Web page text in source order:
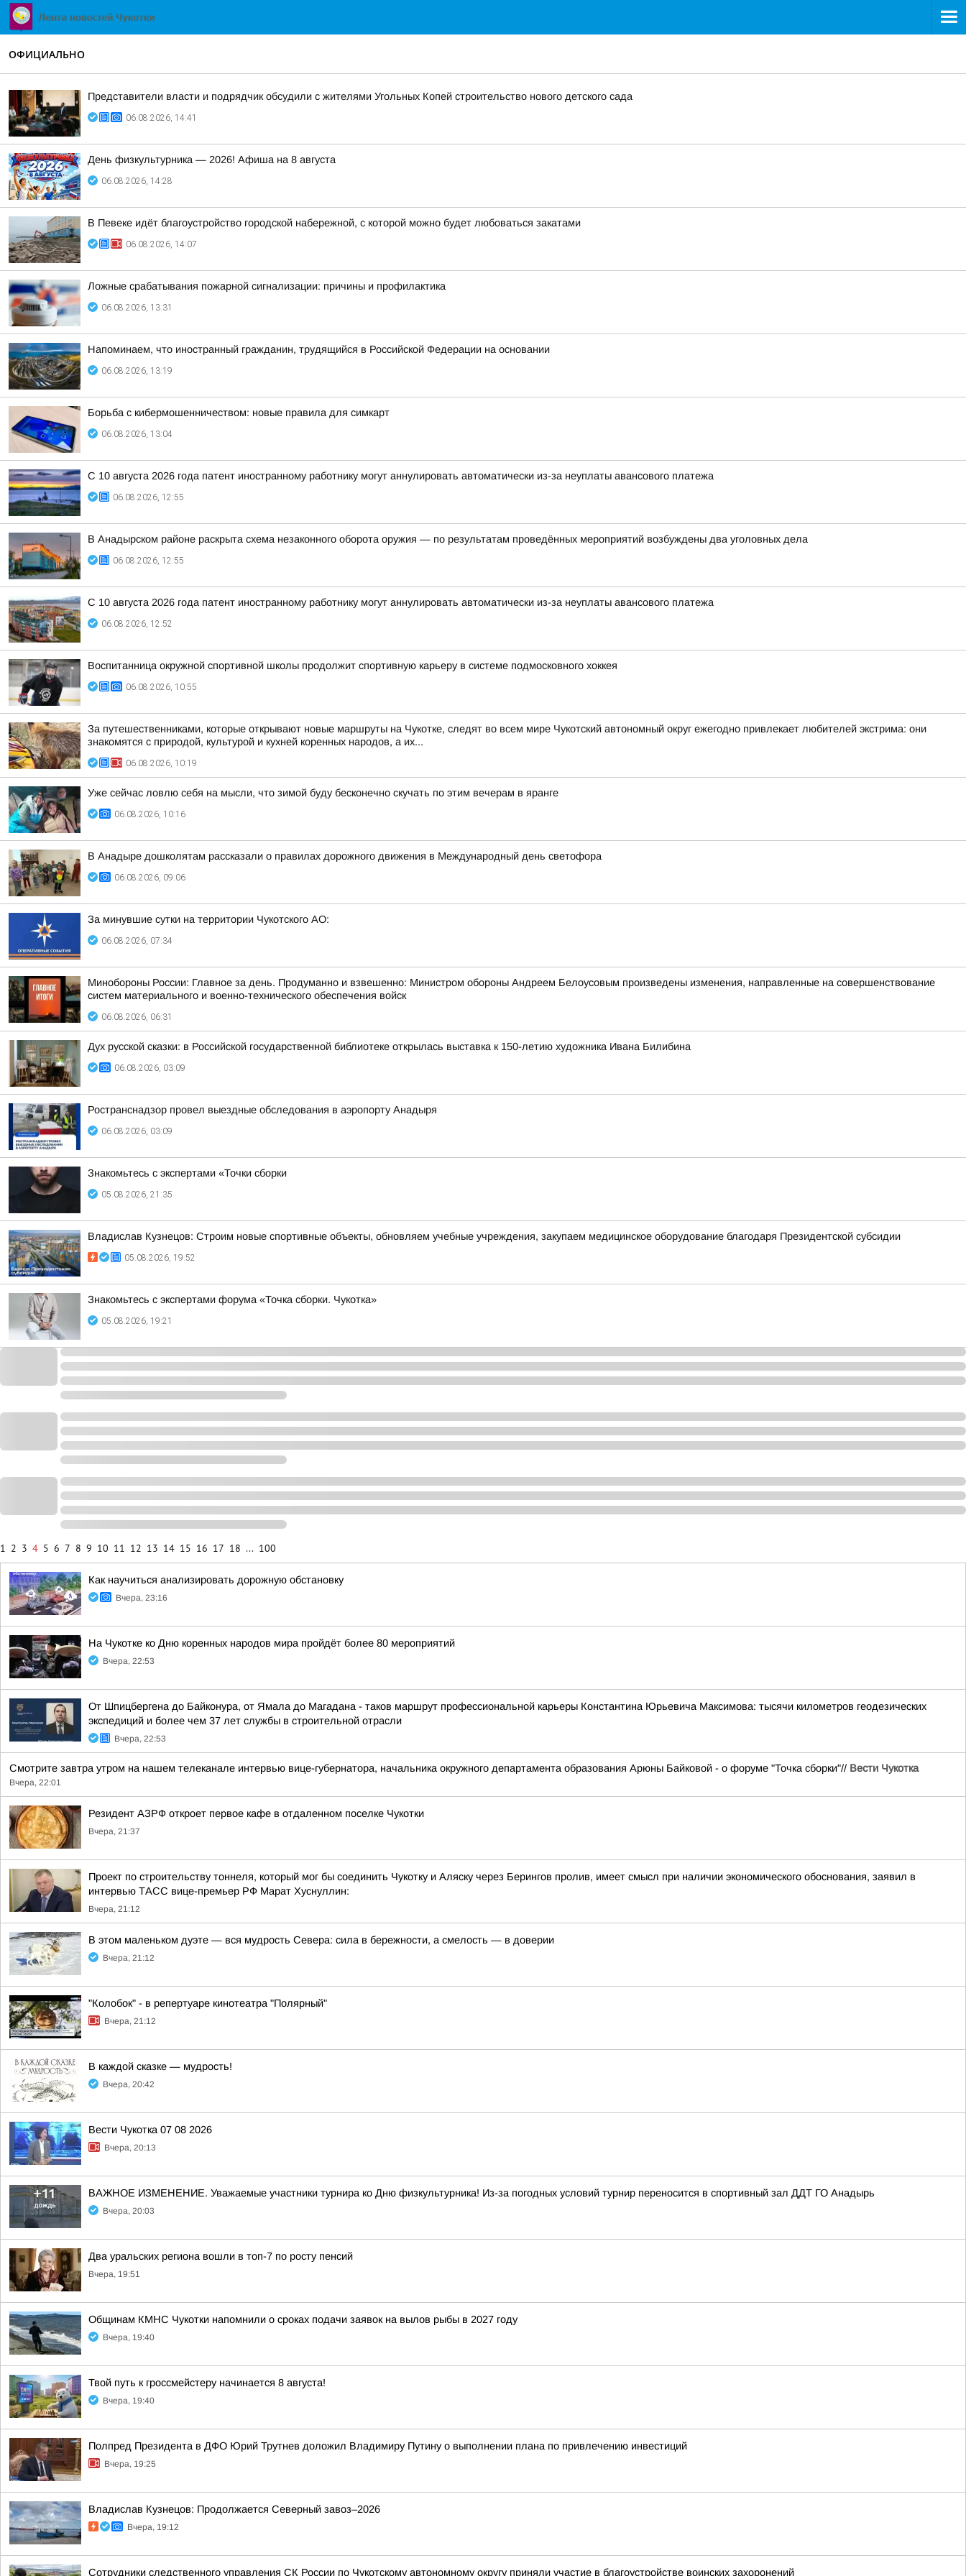
ОФИЦИАЛЬНО
Представители власти и подрядчик обсудили с жителями Угольных Копей строительство нового детского сада
06.08.2026, 14:41
День физкультурника — 2026! Афиша на 8 августа
06.08.2026, 14:28
В Певеке идёт благоустройство городской набережной, с которой можно будет любоваться закатами
06.08.2026, 14:07
Ложные срабатывания пожарной сигнализации: причины и профилактика
06.08.2026, 13:31
Напоминаем, что иностранный гражданин, трудящийся в Российской Федерации на основании
06.08.2026, 13:19
Борьба с кибермошенничеством: новые правила для симкарт
06.08.2026, 13:04
С 10 августа 2026 года патент иностранному работнику могут аннулировать автоматически из-за неуплаты авансового платежа
06.08.2026, 12:55
В Анадырском районе раскрыта схема незаконного оборота оружия — по результатам проведённых мероприятий возбуждены два уголовных дела
06.08.2026, 12:55
С 10 августа 2026 года патент иностранному работнику могут аннулировать автоматически из-за неуплаты авансового платежа
06.08.2026, 12:52
Воспитанница окружной спортивной школы продолжит спортивную карьеру в системе подмосковного хоккея
06.08.2026, 10:55
За путешественниками, которые открывают новые маршруты на Чукотке, следят во всем мире Чукотский автономный округ ежегодно привлекает любителей экстрима: они
знакомятся с природой, культурой и кухней коренных народов, а их...
06.08.2026, 10:19
Уже сейчас ловлю себя на мысли, что зимой буду бесконечно скучать по этим вечерам в яранге
06.08.2026, 10:16
В Анадыре дошколятам рассказали о правилах дорожного движения в Международный день светофора
06.08.2026, 09:06
За минувшие сутки на территории Чукотского АО:
06.08.2026, 07:34
Минобороны России: Главное за день. Продуманно и взвешенно: Министром обороны Андреем Белоусовым произведены изменения, направленные на совершенствование
систем материального и военно-технического обеспечения войск
06.08.2026, 06:31
Дух русской сказки: в Российской государственной библиотеке открылась выставка к 150-летию художника Ивана Билибина
06.08.2026, 03:09
Ространснадзор провел выездные обследования в аэропорту Анадыря
06.08.2026, 03:09
Знакомьтесь с экспертами «Точки сборки
05.08.2026, 21:35
Владислав Кузнецов: Строим новые спортивные объекты, обновляем учебные учреждения, закупаем медицинское оборудование благодаря Президентской субсидии
05.08.2026, 19:52
Знакомьтесь с экспертами форума «Точка сборки. Чукотка»
05.08.2026, 19:21
1 2 3 4 5 6 7 8 9 10 11 12 13 14 15 16 17 18 ... 100
Как научиться анализировать дорожную обстановку
Вчера, 23:16
На Чукотке ко Дню коренных народов мира пройдёт более 80 мероприятий
Вчера, 22:53
От Шпицбергена до Байконура, от Ямала до Магадана - таков маршрут профессиональной карьеры Константина Юрьевича Максимова: тысячи километров геодезических
экспедиций и более чем 37 лет службы в строительной отрасли
Вчера, 22:53
Смотрите завтра утром на нашем телеканале интервью вице-губернатора, начальника окружного департамента образования Арюны Байковой - о форуме "Точка сборки"// Вести Чукотка
Вчера, 22:01
Резидент АЗРФ откроет первое кафе в отдаленном поселке Чукотки
Вчера, 21:37
Проект по строительству тоннеля, который мог бы соединить Чукотку и Аляску через Берингов пролив, имеет смысл при наличии экономического обоснования, заявил в
интервью ТАСС вице-премьер РФ Марат Хуснуллин:
Вчера, 21:12
В этом маленьком дуэте — вся мудрость Севера: сила в бережности, а смелость — в доверии
Вчера, 21:12
"Колобок" - в репертуаре кинотеатра "Полярный"
Вчера, 21:12
В каждой сказке — мудрость!
Вчера, 20:42
Вести Чукотка 07 08 2026
Вчера, 20:13
ВАЖНОЕ ИЗМЕНЕНИЕ. Уважаемые участники турнира ко Дню физкультурника! Из-за погодных условий турнир переносится в спортивный зал ДДТ ГО Анадырь
Вчера, 20:03
Два уральских региона вошли в топ-7 по росту пенсий
Вчера, 19:51
Общинам КМНС Чукотки напомнили о сроках подачи заявок на вылов рыбы в 2027 году
Вчера, 19:40
Твой путь к гроссмейстеру начинается 8 августа!
Вчера, 19:40
Полпред Президента в ДФО Юрий Трутнев доложил Владимиру Путину о выполнении плана по привлечению инвестиций
Вчера, 19:25
Владислав Кузнецов: Продолжается Северный завоз–2026
Вчера, 19:12
Сотрудники следственного управления СК России по Чукотскому автономному округу приняли участие в благоустройстве воинских захоронений